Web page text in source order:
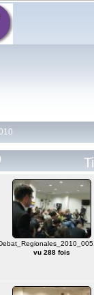
vu 288 fois